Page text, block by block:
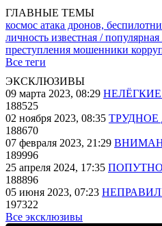
ГЛАВНЫЕ ТЕМЫ
космос атака дронов,
личность известная /
преступления мошенники
Все теги
ЭКСКЛЮЗИВЫ
09 марта 2023, 08:29
188525
02 ноября 2023, 08:35 ТРУДНОЕ
188670
07 февраля 2023, 21:29
189996
25 апреля 2024, 17:35
188896
05 июня 2023, 07:23
197322
Все эксклюзивы